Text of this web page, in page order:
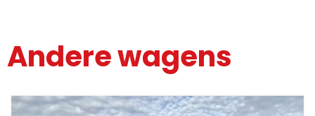
Andere wagens